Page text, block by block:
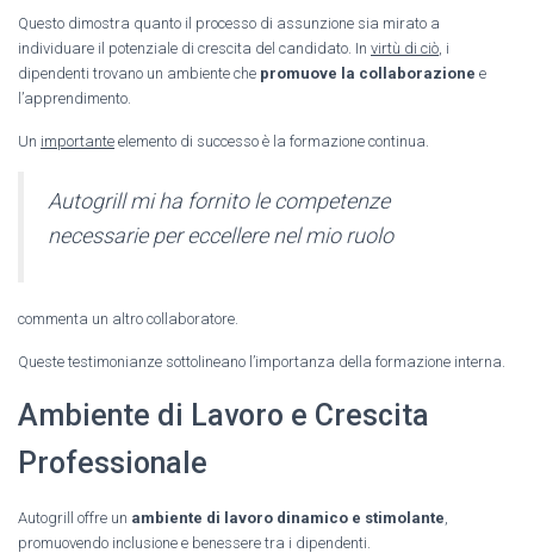
Questo dimostra quanto il processo di assunzione sia mirato a
individuare il potenziale di crescita del candidato. In virtù di ciò , i
dipendenti trovano un ambiente che promuove la collaborazione e
l’apprendimento.
Un importante elemento di successo è la formazione continua.
Autogrill mi ha fornito le competenze
necessarie per eccellere nel mio ruolo
commenta un altro collaboratore.
Queste testimonianze sottolineano l’importanza della formazione interna.
Ambiente di Lavoro e Crescita
Professionale
Autogrill offre un ambiente di lavoro dinamico e stimolante
promuovendo inclusione e benessere tra i dipendenti.